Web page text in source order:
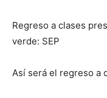
Regreso a clases
verde: SEP
Así será el regreso a